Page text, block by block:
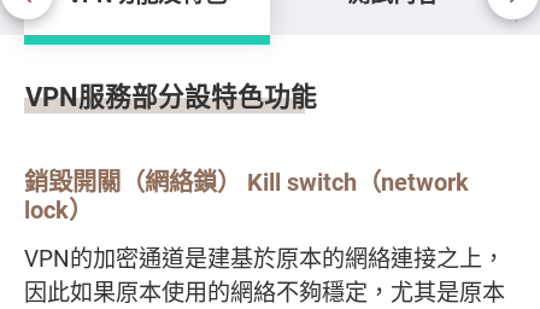
VPN功能及特色
VPN服務部分設特色功能
銷毀開關（網絡鎖） Kill switch（network
lock）
VPN的加密通道是建基於原本的網絡連接之上，
因此如果原本使用的網絡不夠穩定，尤其是原本